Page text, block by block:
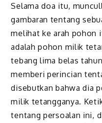
Selama doa itu,
gambaran tentang
melihat ke arah pohon
adalah pohon milik
tebang lima belas
memberi perincian
disebutkan bahwa dia
milik tetangganya.
tentang persoalan ini,